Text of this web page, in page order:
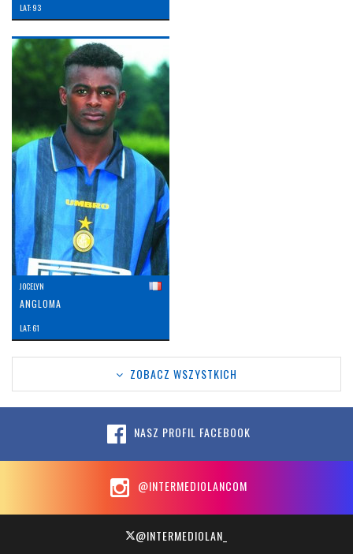
LAT: 93
JOCELYN
ANGLOMA
LAT: 61
ZOBACZ WSZYSTKICH
NASZ PROFIL FACEBOOK
@INTERMEDIOLANCOM
@INTERMEDIOLAN_